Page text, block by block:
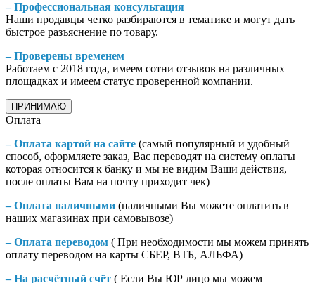
– Профессиональная консультация
Наши продавцы четко разбираются в тематике и могут дать
быстрое разъяснение по товару.
– Проверены временем
Работаем с 2018 года, имеем сотни отзывов на различных
площадках и имеем статус проверенной компании.
ПРИНИМАЮ
Оплата
– Оплата картой на сайте (самый популярный и удобный
способ, оформляете заказ, Вас переводят на систему оплаты
которая относится к банку и мы не видим Ваши действия,
после оплаты Вам на почту приходит чек)
– Оплата наличными (наличными Вы можете оплатить в
наших магазинах при самовывозе)
– Оплата переводом ( При необходимости мы можем принять
оплату переводом на карты СБЕР, ВТБ, АЛЬФА)
– На расчётный счёт ( Если Вы ЮР лицо мы можем